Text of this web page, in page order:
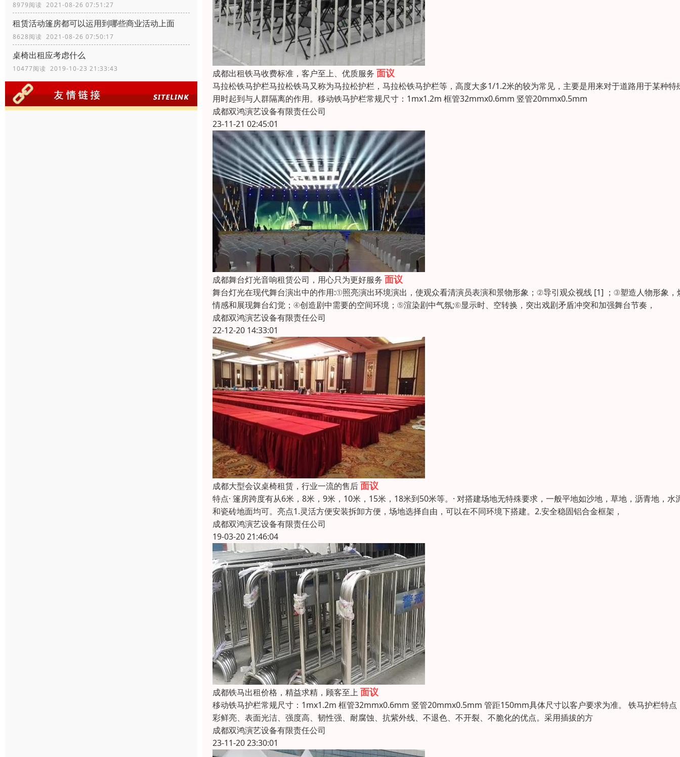
8979阅读 2021-08-26 07:51:27
租赁活动篷房都可以运用到哪些商业活动上面
8628阅读 2021-08-26 07:50:17
桌椅出租应考虑什么
10477阅读 2019-10-23 21:33:43 成都出租铁马收费标准，客户至上、优质服务 面议
马拉松铁马护栏马拉松铁马又称为马拉松护栏，马拉松铁马护栏等，高度大多1/1.2米的较为常见，主要是用来对于道路用于某种特
用时起到与人群隔离的作用。移动铁马护栏常规尺寸：1mx1.2m 框管32mmx0.6mm 竖管20mmx0.5mm
成都双鸿演艺设备有限责任公司
23-11-21 02:45:01
成都舞台灯光音响租赁公司，用心只为更好服务 面议
舞台灯光在现代舞台演出中的作用:①照亮演出环境演出，使观众看清演员表演和景物形象；②导引观众视线 [1] ；③塑造人物形象，
情感和展现舞台幻觉；④创造剧中需要的空间环境；⑤渲染剧中气氛;⑥显示时、空转换，突出戏剧矛盾冲突和加强舞台节奏，
成都双鸿演艺设备有限责任公司
22-12-20 14:33:01
成都大型会议桌椅租赁，行业一流的售后面议
特点· 篷房跨度有从6米，8米，9米，10米，15米，18米到50米等。· 对搭建场地无特殊要求，一般平地如沙地，草地，沥青地，水
和瓷砖地面均可。亮点1.灵活方便安装拆卸方便，场地选择自由，可以在不同环境下搭建。2.安全稳固铝合金框架，
成都双鸿演艺设备有限责任公司
19-03-20 21:46:04
成都铁马出租价格，精益求精，顾客至上 面议
移动铁马护栏常规尺寸：1mx1.2m 框管32mmx0.6mm 竖管20mmx0.5mm 管距150mm具体尺寸以客户要求为准。 铁马护栏特点
彩鲜亮、表面光洁、强度高、韧性强、耐腐蚀、抗紫外线、不退色、不开裂、不脆化的优点。采用插拔的方
成都双鸿演艺设备有限责任公司
23-11-20 23:30:01